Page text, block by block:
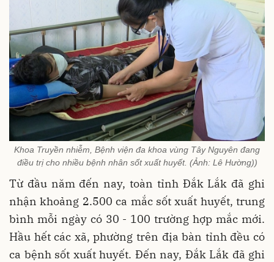
Khoa Truyền nhiễm, Bệnh viện đa khoa vùng Tây Nguyên đang
điều trị cho nhiều bệnh nhân sốt xuất huyết. (Ảnh: Lê Hường))
Từ đầu năm đến nay, toàn tỉnh Đắk Lắk đã ghi
nhận khoảng 2.500 ca mắc sốt xuất huyết, trung
bình mỗi ngày có 30 - 100 trường hợp mắc mới.
Hầu hết các xã, phường trên địa bàn tỉnh đều có
ca bệnh sốt xuất huyết. Đến nay, Đắk Lắk đã ghi